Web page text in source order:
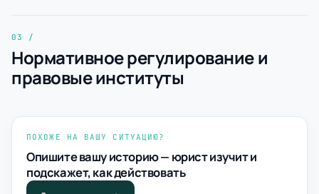
Нормативное регулирование и
правовые институты
ПОХОЖЕ НА ВАШУ СИТУАЦИЮ?
Опишите вашу историю — юрист изучит и
подскажет, как действовать